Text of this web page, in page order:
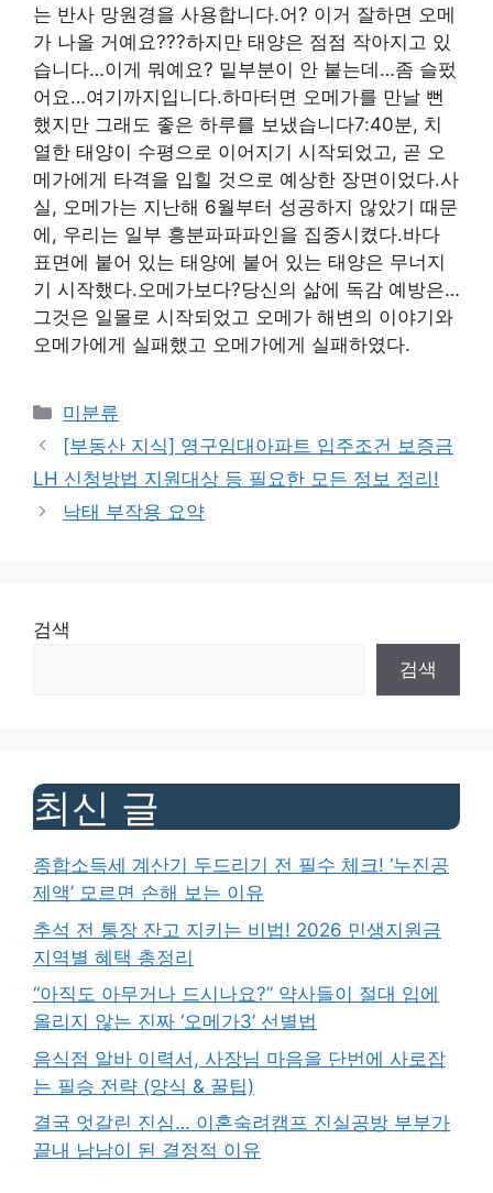
는 반사 망원경을 사용합니다.어? 이거 잘하면 오메
가 나올 거예요???하지만 태양은 점점 작아지고 있
습니다…이게 뭐예요? 밑부분이 안 붙는데…좀 슬펐
어요…여기까지입니다.하마터면 오메가를 만날 뻔
했지만 그래도 좋은 하루를 보냈습니다7:40분, 치
열한 태양이 수평으로 이어지기 시작되었고, 곧 오
메가에게 타격을 입힐 것으로 예상한 장면이었다.사
실, 오메가는 지난해 6월부터 성공하지 않았기 때문
에, 우리는 일부 흥분파파파인을 집중시켰다.바다
표면에 붙어 있는 태양에 붙어 있는 태양은 무너지
기 시작했다.오메가보다?당신의 삶에 독감 예방은…
그것은 일몰로 시작되었고 오메가 해변의 이야기와
오메가에게 실패했고 오메가에게 실패하였다.
Categories
미분류
[부동산 지식] 영구임대아파트 입주조건 보증금
LH 신청방법 지원대상 등 필요한 모든 정보 정리!
낙태 부작용 요약
검색
검색
최신 글
종합소득세 계산기 두드리기 전 필수 체크! ‘누진공
제액’ 모르면 손해 보는 이유
추석 전 통장 잔고 지키는 비법! 2026 민생지원금
지역별 혜택 총정리
“아직도 아무거나 드시나요?” 약사들이 절대 입에
올리지 않는 진짜 ‘오메가3’ 선별법
음식점 알바 이력서, 사장님 마음을 단번에 사로잡
는 필승 전략 (양식 & 꿀팁)
결국 엇갈린 진심… 이혼숙려캠프 진실공방 부부가
끝내 남남이 된 결정적 이유